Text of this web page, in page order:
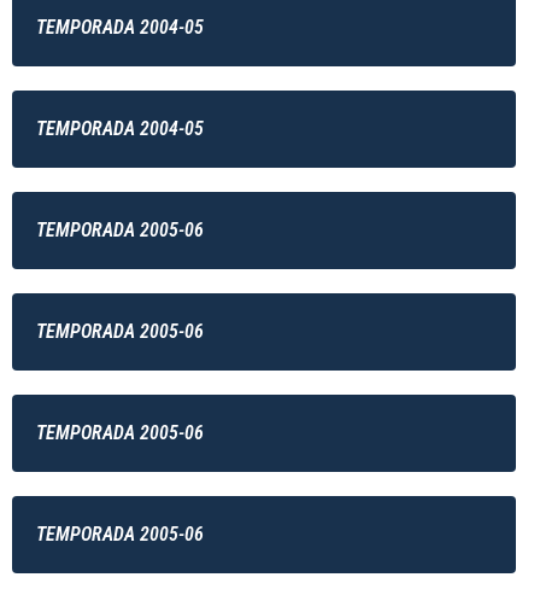
TEMPORADA 2004-05
TEMPORADA 2004-05
TEMPORADA 2005-06
TEMPORADA 2005-06
TEMPORADA 2005-06
TEMPORADA 2005-06